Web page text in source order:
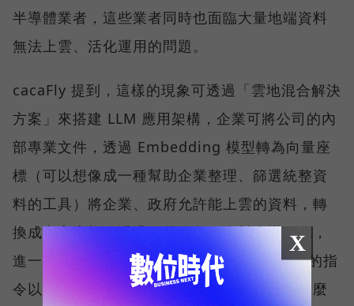
半導體業者，這些業者同時也面臨大量地端資料
無法上雲、活化運用的問題。
cacaFly 提到，這樣的現象可透過「雲地混合解決
方案」來搭建 LLM 應用架構，企業可將公司的內
部專業文件，透過 Embedding 模型轉為向量座
標（可以想像成一種幫助企業整理、篩選統整資
料的工具）將企業、政府允許能上雲的資料，轉
換成文字座標，透過向量將整份資料去識別化，
進一步上雲標記座標，再透過 RAG 將使用者的指
令以座標的方式去呼叫企業的雲端資料庫，這麼
X